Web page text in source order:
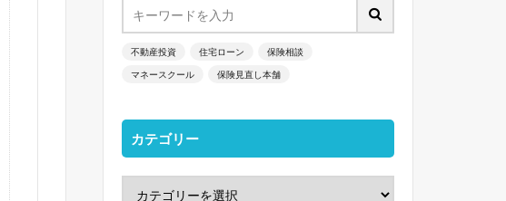
不動産投資 住宅ローン 保険相談
マネースクール 保険見直し本舗
カテゴリー